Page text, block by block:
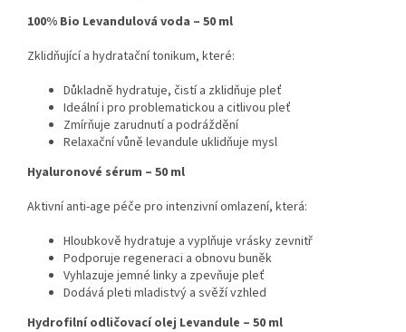
100% Bio Levandulová voda – 50 ml
Zklidňující a hydratační tonikum, které:
Důkladně hydratuje, čistí a zklidňuje pleť
Ideální i pro problematickou a citlivou pleť
Zmírňuje zarudnutí a podráždění
Relaxační vůně levandule uklidňuje mysl
Hyaluronové sérum – 50 ml
Aktivní anti-age péče pro intenzivní omlazení, která:
Hloubkově hydratuje a vyplňuje vrásky zevnitř
Podporuje regeneraci a obnovu buněk
Vyhlazuje jemné linky a zpevňuje pleť
Dodává pleti mladistvý a svěží vzhled
Hydrofilní odličovací olej Levandule – 50 ml